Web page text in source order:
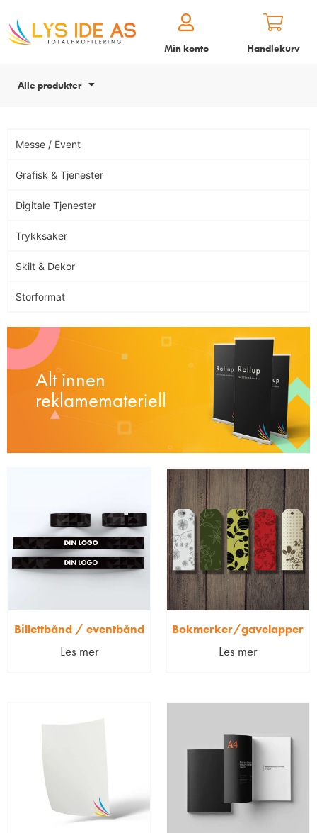
Min konto Handlekurv
Alle produkter
Messe / Event
Grafisk & Tjenester
Digitale Tjenester
Trykksaker
Skilt & Dekor
Storformat
Alt innen
reklamemateriell
Billettbånd / eventbånd
Les mer
Bokmerker/gavelapper
Les mer